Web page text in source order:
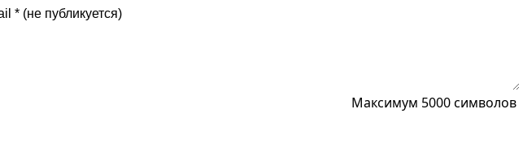
Максимум 5000 символов